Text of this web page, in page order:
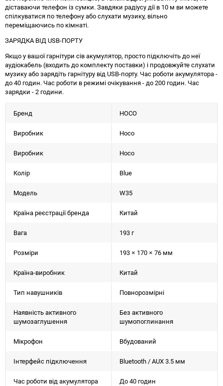
діставаючи телефон із сумки. Завдяки радіусу дії в 10 м ви можете
спілкуватися по телефону або слухати музику, вільно
переміщаючись по кімнаті.
ЗАРЯДКА ВІД USB-ПОРТУ
Якщо у вашої гарнітури сів акумулятор, просто підключіть до неї
аудіокабель (входить до комплекту поставки) і продовжуйте слухати
музику або зарядіть гарнітуру від USB-порту. Час роботи акумулятора -
до 40 годин. Час роботи в режимі очікування - до 200 годин. Час
зарядки - 2 години.
Бренд HOCO
Виробник Hoco
Виробник Hoco
Колір Blue
Модель W35
Країна реєстрації бренда Китай
Вага 193 г
Розміри 193 × 170 × 76 мм
Країна-виробник Китай
Тип навушників Повнорозмірні
Наявність активного
шумозаглушення
Без активного
шумопоглинання
Мікрофон Вбудований
Інтерфейс підключення Bluetooth / AUX 3.5 мм
Час роботи від акумулятора До 40 годин